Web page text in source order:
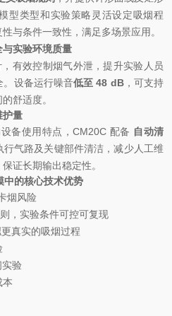
型类型和实验策略灵活设定吸烟程
与条件一致性，满足多场景应用。
与实验环境质量
有效控制烟气外泄，提升实验人员
。设备运行噪音低至 48 dB，可支持
舒适度。
护量
备使用特点，CM20C 配备 自动清
气路及关键部件清洁，减少人工维
证长期输出稳定性。
中的核心技术优势
烟风险
，实验条件可控可复现
真实的吸烟过程
验
本